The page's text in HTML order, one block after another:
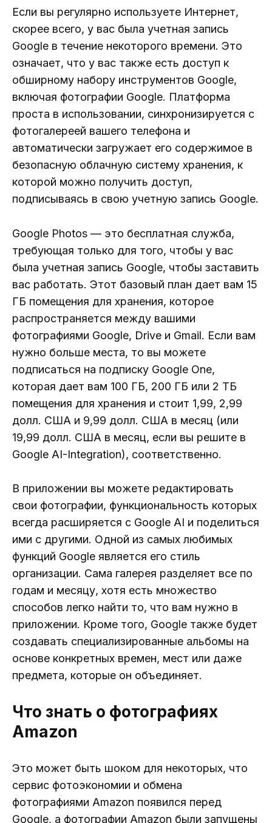
Если вы регулярно используете Интернет,
скорее всего, у вас была учетная запись
Google в течение некоторого времени. Это
означает, что у вас также есть доступ к
обширному набору инструментов Google,
включая фотографии Google. Платформа
проста в использовании, синхронизируется с
фотогалереей вашего телефона и
автоматически загружает его содержимое в
безопасную облачную систему хранения, к
которой можно получить доступ,
подписываясь в свою учетную запись Google.
Google Photos — это бесплатная служба,
требующая только для того, чтобы у вас
была учетная запись Google, чтобы заставить
вас работать. Этот базовый план дает вам 15
ГБ помещения для хранения, которое
распространяется между вашими
фотографиями Google, Drive и Gmail. Если вам
нужно больше места, то вы можете
подписаться на подписку Google One,
которая дает вам 100 ГБ, 200 ГБ или 2 ТБ
помещения для хранения и стоит 1,99, 2,99
долл. США и 9,99 долл. США в месяц (или
19,99 долл. США в месяц, если вы решите в
Google AI-Integration), соответственно.
В приложении вы можете редактировать
свои фотографии, функциональность которых
всегда расширяется с Google AI и поделиться
ими с другими. Одной из самых любимых
функций Google является его стиль
организации. Сама галерея разделяет все по
годам и месяцу, хотя есть множество
способов легко найти то, что вам нужно в
приложении. Кроме того, Google также будет
создавать специализированные альбомы на
основе конкретных времен, мест или даже
предмета, которые он объединяет.
Что знать о фотографиях
Amazon
Это может быть шоком для некоторых, что
сервис фотоэкономии и обмена
фотографиями Amazon появился перед
Google, а фотографии Amazon были запущены